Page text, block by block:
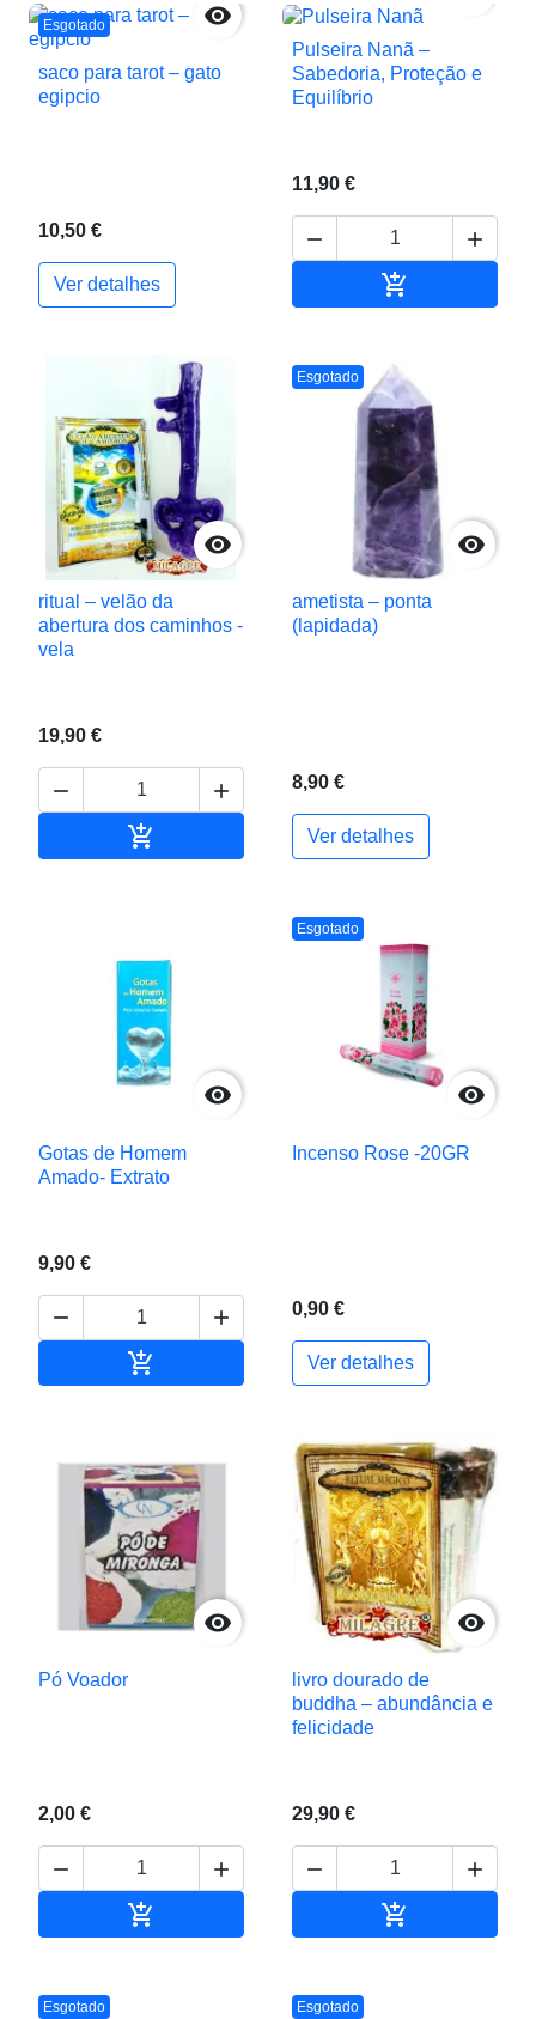
Esgotado 
saco para tarot – gato
egipcio
10,50 €
Ver detalhes
Pulseira Nanã –
Sabedoria, Proteção e
Equilíbrio
11,90 €
 


ritual – velão da
abertura dos caminhos -
vela
19,90 €
 
 Adicionar ao carrinho
Esgotado

ametista – ponta
(lapidada)
8,90 €
Ver detalhes

Gotas de Homem
Amado- Extrato
9,90 €
 
 Adicionar ao carrinho
Esgotado

Incenso Rose -20GR
0,90 €
Ver detalhes

Pó Voador
2,00 €
 


livro dourado de
buddha – abundância e
felicidade
29,90 €
 

Esgotado Esgotado